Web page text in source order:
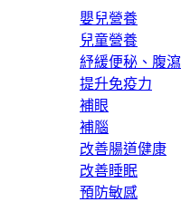
嬰兒營養
兒童營養
紓緩便秘、腹瀉
提升免疫力
補眼
補腦
改善腸道健康
改善睡眠
預防敏感